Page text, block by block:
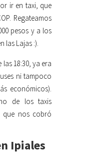
ir en taxi, que
Regateamos
pesos y a los
las Lajas :).
18:30, ya era
ni tampoco
económicos).
de los taxis
que nos cobró
Ipiales